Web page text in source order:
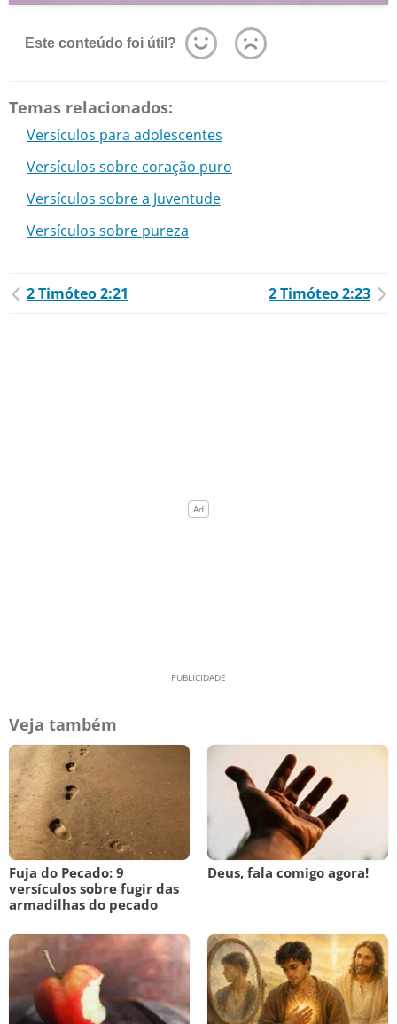
Este conteúdo foi útil?
Temas relacionados:
Versículos para adolescentes
Versículos sobre coração puro
Versículos sobre a Juventude
Versículos sobre pureza
2 Timóteo 2:21 2 Timóteo 2:23
Veja também
Fuja do Pecado: 9
versículos sobre fugir das
armadilhas do pecado
Deus, fala comigo agora!